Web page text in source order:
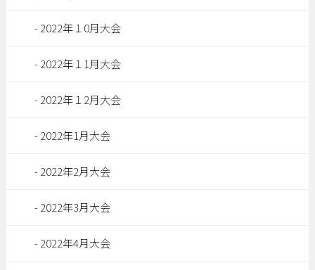
2022年１0月大会
2022年１1月大会
2022年１2月大会
2022年1月大会
2022年2月大会
2022年3月大会
2022年4月大会